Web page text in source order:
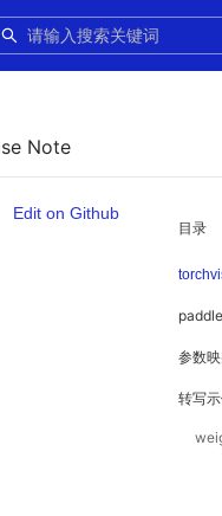
Note
目录
参数
转写
Edit on Github